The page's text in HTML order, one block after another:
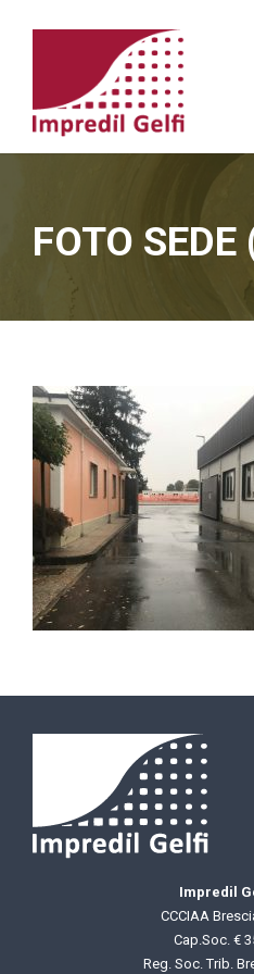
FOTO SEDE
Impredil
CCCIAA
Cap.Soc. €
Reg. Soc. Trib.